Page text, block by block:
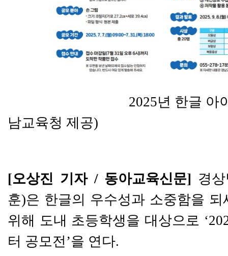
2025년 한글 아이좋아
남교육청 제공)
[오상진 기자 / 동아교육신문] 경
훈)은 한글의 우수성과 소중함을
위해 도내 초등학생을 대상으로
터 공모전 ’을 연다.